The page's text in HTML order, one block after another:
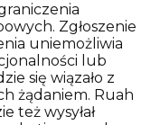
Zgłoszenie
uniemożliwia
lub
się wiązało z
żądaniem. Ruah
też wysyłał